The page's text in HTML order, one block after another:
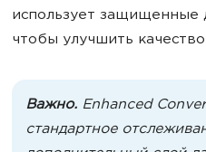
использует защищенные
чтобы улучшить
Важно. Enhanced
стандартное